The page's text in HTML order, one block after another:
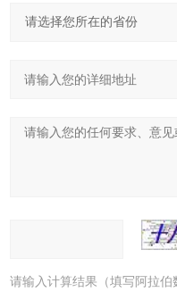
请输入计算结果（填写阿拉